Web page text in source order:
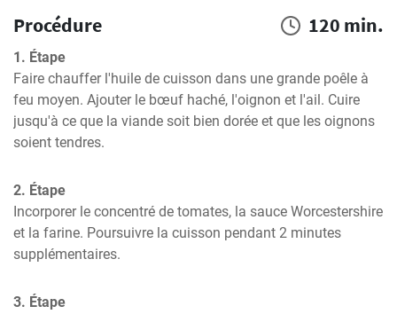
Procédure 120 min.
1. Étape
Faire chauffer l'huile de cuisson dans une grande poêle à
feu moyen. Ajouter le bœuf haché, l'oignon et l'ail. Cuire
jusqu'à ce que la viande soit bien dorée et que les oignons
soient tendres.
2. Étape
Incorporer le concentré de tomates, la sauce Worcestershire
et la farine. Poursuivre la cuisson pendant 2 minutes
supplémentaires.
3. Étape